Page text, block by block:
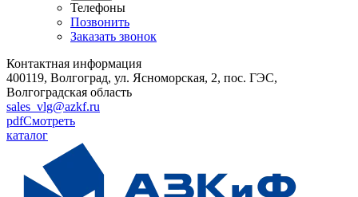
Телефоны
Позвонить
Заказать звонок
Контактная информация
400119, Волгоград, ул. Ясноморская, 2, пос. ГЭС,
Волгоградская область
sales_vlg@azkf.ru
pdfСмотреть
каталог